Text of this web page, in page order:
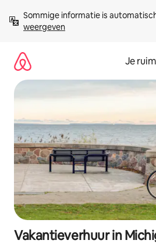
direct
naar
Sommige informatie is
weergeven
Je
Vakantieverhuur in